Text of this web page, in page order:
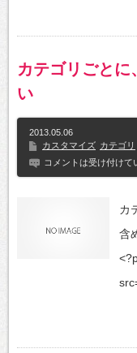
カテゴリごとに
い
2013.05.06
カスタマイズ カテゴリ
コメントは受け付けて
カ
含